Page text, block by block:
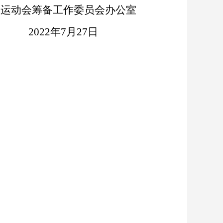
筹备工作委员会办公室
2022年7月 27 日